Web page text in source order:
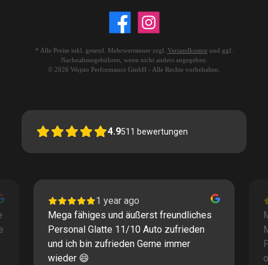
* Alle Preise inkl. gesetzl. Mehrwertsteuer zzgl. Versandkosten und ggf.
Nachnahmegebühren, wenn nicht anders angegeben.
© 2026 Wojsto Performance GmbH - Alle Rechte vorbehalten.
4.9511 bewertungen
1 year ago
Mega fähiges und äußerst freundliches
Personal Glatte 11/10 Auto zufrieden
und ich bin zufrieden Gerne immer
wieder 😄